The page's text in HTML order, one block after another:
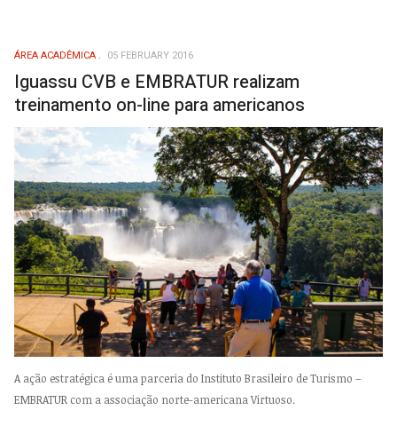
ÁREA ACADÊMICA 05 FEBRUARY 2016
Iguassu CVB e EMBRATUR realizam
treinamento on-line para americanos
A ação estratégica é uma parceria do Instituto Brasileiro de Turismo –
EMBRATUR com a associação norte-americana Virtuoso.